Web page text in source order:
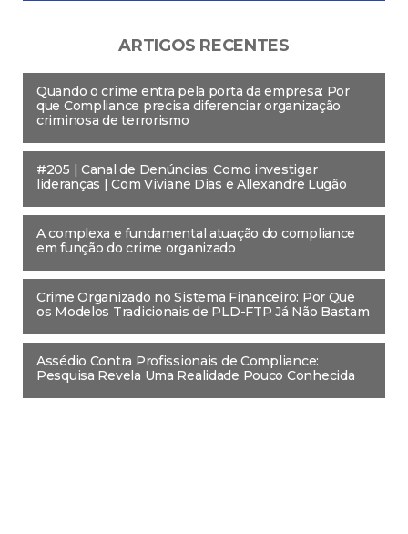
ARTIGOS RECENTES
Quando o crime entra pela porta da empresa: Por
que Compliance precisa diferenciar organização
criminosa de terrorismo
#205 | Canal de Denúncias: Como investigar
lideranças | Com Viviane Dias e Allexandre Lugão
A complexa e fundamental atuação do compliance
em função do crime organizado
Crime Organizado no Sistema Financeiro: Por Que
os Modelos Tradicionais de PLD-FTP Já Não Bastam
Assédio Contra Profissionais de Compliance:
Pesquisa Revela Uma Realidade Pouco Conhecida